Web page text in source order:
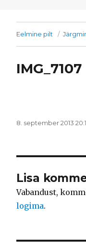
Eelmine pilt
IMG_7107
Postitatud
8. september 2013
Lisa
Vabandust,
logima.